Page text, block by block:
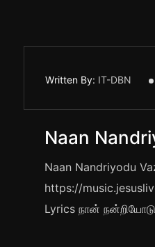
Written By: IT-DBN
Naan
Naan Nandriyodu
https://
Lyrics நான் நன்றியோடு